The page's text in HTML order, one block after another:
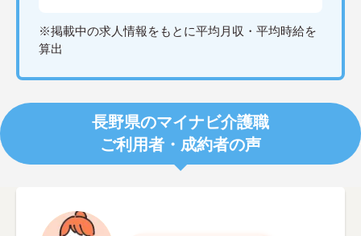
※掲載中の求人情報をもとに平均月収・平均時給を
算出
長野県のマイナビ介護職
ご利用者・成約者の声